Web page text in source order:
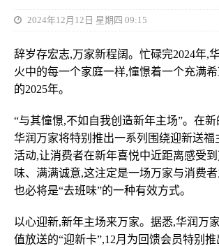
2024年12月12日 星期四 09:15
辞岁存宏志,万家新程阔。忙碌完2024年,
火中的每一个家庭一样,憧憬着一个充满
的2025年。
“与其憧憬,不如自我创造新年主场”。在
华润万家将特别推出一系列围绕迎新送福
活动,让消费者在新年喜悦中近距离感受
味、满满诚意,这注定是一场万家与消费
也必将是“去班味”的一种有效方式。
以心迎新,新年主场来万家。据悉,华润万
值放送的“迎新卡”,12月为回馈会员特别